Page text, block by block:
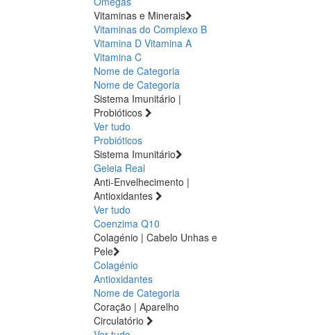
Vitaminas e Minerais
Vitaminas do Complexo B
Vitamina D Vitamina A
Vitamina C
Nome de Categoria
Nome de Categoria
Sistema Imunitário |
Probióticos
Ver tudo
Probióticos
Sistema Imunitário
Geleia Real
Anti-Envelhecimento |
Antioxidantes
Ver tudo
Coenzima Q10
Colagénio | Cabelo Unhas e
Pele
Colagénio
Antioxidantes
Nome de Categoria
Coração | Aparelho
Circulatório